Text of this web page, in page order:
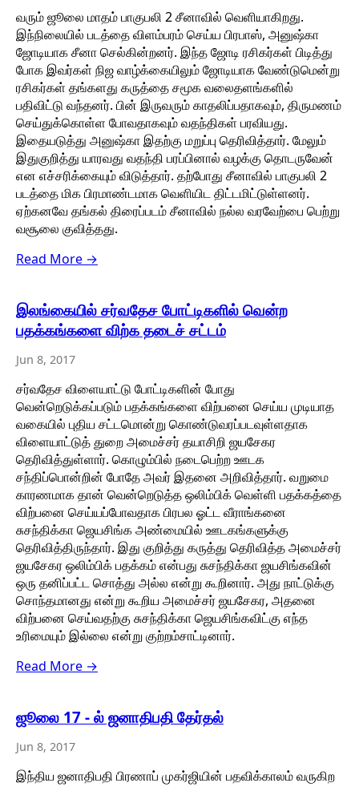
வரும் ஜூலை மாதம் பாகுபலி 2 சீனாவில் வெளியாகிறது.
இந்நிலையில் படத்தை விளம்பரம் செய்ய பிரபாஸ், அனுஷ்கா
ஜோடியாக சீனா செல்கின்றனர். இந்த ஜோடி ரசிகர்கள் பிடித்து
போக இவர்கள் நிஜ வாழ்க்கையிலும் ஜோடியாக வேண்டுமென்று
ரசிகர்கள் தங்களது கருத்தை சமூக வலைதளங்களில்
பதிவிட்டு வந்தனர். பின் இருவரும் காதலிப்பதாகவும், திருமணம்
செய்துக்கொள்ள போவதாகவும் வதந்திகள் பரவியது.
இதையடுத்து அனுஷ்கா இதற்கு மறுப்பு தெரிவித்தார். மேலும்
இதுகுறித்து யாரவது வதந்தி பரப்பினால் வழக்கு தொடருவேன்
என எச்சரிக்கையும் விடுத்தார். தற்போது சீனாவில் பாகுபலி 2
படத்தை மிக பிரமாண்டமாக வெளியிட திட்டமிட்டுள்ளனர்.
ஏற்கனவே தங்கல் திரைப்படம் சீனாவில் நல்ல வரவேற்பை பெற்று
வசூலை குவித்தது.
Read More →
இலங்கையில் சர்வதேச போட்டிகளில் வென்ற
பதக்கங்களை விற்க தடைச் சட்டம்
Jun 8, 2017
சர்வதேச விளையாட்டு போட்டிகளின் போது
வென்றெடுக்கப்படும் பதக்கங்களை விற்பனை செய்ய முடியாத
வகையில் புதிய சட்டமொன்று கொண்டுவரப்படவுள்ளதாக
விளையாட்டுத் துறை அமைச்சர் தயாசிறி ஜயசேகர
தெரிவித்துள்ளார். கொழும்பில் நடைபெற்ற ஊடக
சந்திப்பொன்றின் போதே அவர் இதனை அறிவித்தார். வறுமை
காரணமாக தான் வென்றெடுத்த ஒலிம்பிக் வெள்ளி பதக்கத்தை
விற்பனை செய்யப்போவதாக பிரபல ஓட்ட வீராங்கனை
சுசந்திக்கா ஜெயசிங்க அண்மையில் ஊடகங்களுக்கு
தெரிவித்திருந்தார். இது குறித்து கருத்து தெரிவித்த அமைச்சர்
ஜயசேகர ஒலிம்பிக் பதக்கம் என்பது சுசந்திக்கா ஜயசிங்கவின்
ஒரு தனிப்பட்ட சொத்து அல்ல என்று கூறினார். அது நாட்டுக்கு
சொந்தமானது என்று கூறிய அமைச்சர் ஜயசேகர, அதனை
விற்பனை செய்வதற்கு சுசந்திக்கா ஜெயசிங்கவிட்கு எந்த
உரிமையும் இல்லை என்று குற்றம்சாட்டினார்.
Read More →
ஜூலை 17 - ல் ஜனாதிபதி தேர்தல்
Jun 8, 2017
இந்திய ஜனாதிபதி பிரணாப் முகர்ஜியின் பதவிக்காலம் வருகிற